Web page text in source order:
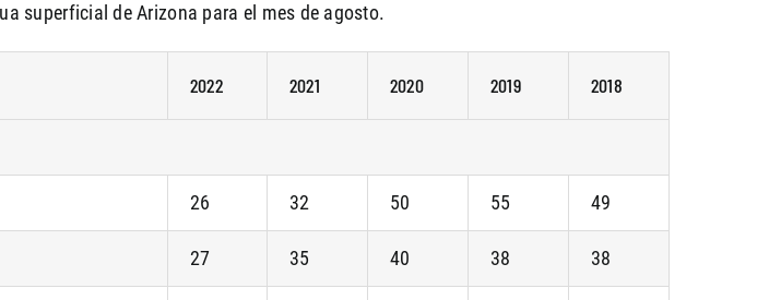
superficial de Arizona para el mes de agosto.
2022 2021 2020 2019 2018
26 32 50 55 49
27 35 40 38 38